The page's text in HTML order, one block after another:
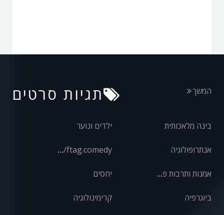
תגיות סרטים המשך
בינה מלאכותית
אנתרופולוגיה
אמנות ותרבות פופולרית
ביוגרפיה
ילדים ונוער
front/ftag.comedy
יחסים
קרימינולוגיה